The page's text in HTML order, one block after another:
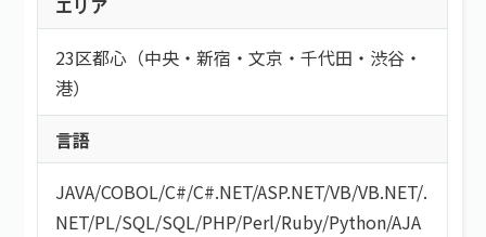
23区都心（中央・新宿・文京・千代田・渋谷・
港）
言語
JAVA/COBOL/C#/C#.NET/ASP.NET/VB/VB.NET/.
NET/PL/SQL/SQL/PHP/Perl/Ruby/Python/AJA